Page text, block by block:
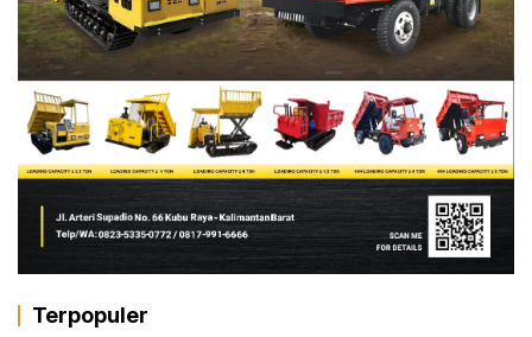
Terpopuler